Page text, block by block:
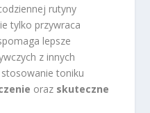
rutyny
tylko przywraca
lepsze
z innych
toniku
oraz skuteczne